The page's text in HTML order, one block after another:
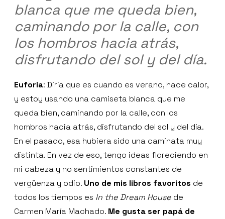
blanca que me queda bien,
caminando por la calle, con
los hombros hacia atrás,
disfrutando del sol y del día.
Euforia: Diría que es cuando es verano, hace calor,
y estoy usando una camiseta blanca que me
queda bien, caminando por la calle, con los
hombros hacia atrás, disfrutando del sol y del día.
En el pasado, esa hubiera sido una caminata muy
distinta. En vez de eso, tengo ideas floreciendo en
mi cabeza y no sentimientos constantes de
vergüenza y odio. Uno de mis libros favoritos de
todos los tiempos es In the Dream House de
Carmen María Machado. Me gusta ser papá de